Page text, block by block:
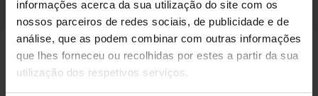
informações acerca da sua utilização do site com os
nossos parceiros de redes sociais, de publicidade e de
análise, que as podem combinar com outras informações
que lhes forneceu ou recolhidas por estes a partir da sua
utilização dos respetivos serviços.
Produtos Relacionados